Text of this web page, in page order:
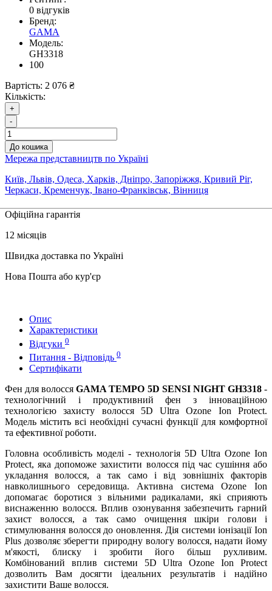
0 відгуків
Бренд:
GAMA
Модель:
GH3318
100
Вартість: 2 076 ₴
Кількість:
+
-
До кошика
Мережа представництв по Україні
Київ, Львів, Одеса, Харків, Дніпро, Запоріжжя, Кривий Ріг,
Черкаси, Кременчук, Івано-Франківськ, Вінниця
Офіційна гарантія
12 місяців
Швидка доставка по Україні
Нова Пошта або кур'єр
Опис
Характеристики
Відгуки 0
Питання - Відповідь 0
Сертифікати
Фен для волоссяGAMA TEMPO 5D SENSI NIGHT GH3318-
технологічний і продуктивний фен з інноваційною
технологією захисту волосся 5D Ultra Ozone Ion Protect.
Модель містить всі необхідні сучасні функції для комфортної
та ефективної роботи.
Головна особливість моделі - технологія 5D Ultra Ozone Ion
Protect, яка допоможе захистити волосся під час сушіння або
укладання волосся, а так само і від зовнішніх факторів
навколишнього середовища. Активна система Ozone Ion
допомагає боротися з вільними радикалами, які сприяють
виснаженню волосся. Вплив озонування забезпечить гарний
захист волосся, а так само очищення шкіри голови і
стимулювання волосся до оновлення. Дія системи іонізації Ion
Plus дозволяє зберегти природну вологу волосся, надати йому
м'якості, блиску і зробити його більш рухливим.
Комбінований вплив системи 5D Ultra Ozone Ion Protect
дозволить Вам досягти ідеальних результатів і надійно
захистити Ваше волосся.